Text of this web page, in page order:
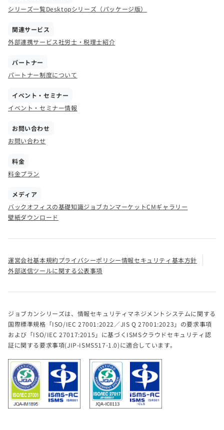
シリーズ一覧Desktopシリーズ（パッケージ版）
関連サービス
外部連携サービス社労士・税理士紹介
パートナー
パートナー制度について
イベント・セミナー
イベント・セミナー情報
お問い合わせ
お問い合わせ
料金
料金プラン
メディア
バックオフィスの基礎知識ジョブカンマーケットCMギャラリー
壁紙ダウンロード
運営会社基本規約プライバシーポリシー情報セキュリティ基本方針
外部送信ツールに関する公表事項
ジョブカンシリーズは、情報セキュリティマネジメントシステムに関する
国際標準規格「ISO/IEC 27001:2022／JIS Q 27001:2023」の要求事項
および「ISO/IEC 27017:2015」に基づくISMSクラウドセキュリティ認
証に関する要求事項(JIP-ISMS517-1.0)に適合しています。